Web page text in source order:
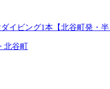
イビング1本【北谷町発・
北谷町